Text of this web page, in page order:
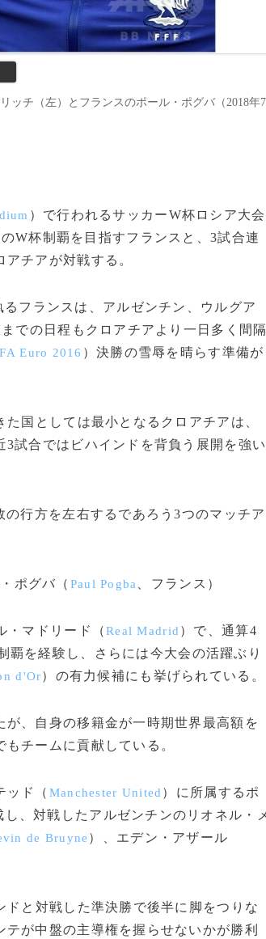
ッチ（左）とフランスのポール・ポグバ（2018年7
）で行われるサッカーW杯ロシア大会
W杯制覇を目指すフランスと、3試合連
チアが対戦する。
るフランスは、アルゼンチン、ウルグア
での日程もクロアチアより一日多く間
Euro 2016 ）決勝の雪辱を晴らす準備が
国としては最小となるクロアチアは、
試合ではビハインドを背負う展開を強い
行方を左右するであろう3つのマッチア
ポグバ（ Paul Pogba 、フランス）
・マドリード（Real Madrid ）で、通算4
覇を経験し、さらには今大会の活躍ぶり
d'Or）の有力候補にも挙げられている。
、自身の移籍金が一時期世界最高額を
チームに貢献している。
ッド（ Manchester United ）に所属するポ
し、対戦したアルゼンチンのリオネル・
de Bruyne ）、エデン・アザール
と対戦した準決勝で後半に脚をつりな
が中盤の主導権を握らせないかが勝利